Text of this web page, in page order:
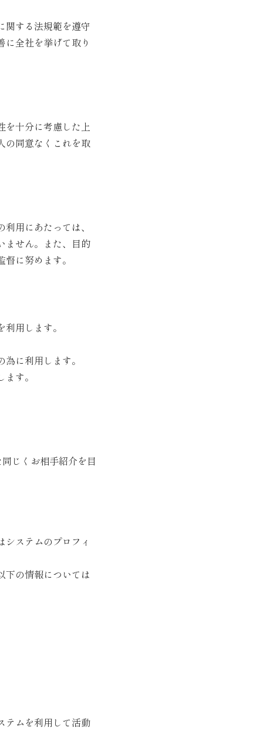
関する法規範を遵守
全社を挙げて取り
を十分に考慮した上
の同意なくこれを取
用にあたっては、
ません。また、目的
に努めます。
用します。
に利用します。
す。
じくお相手紹介を目
ステムのプロフィ
の情報については
テムを利用して活動